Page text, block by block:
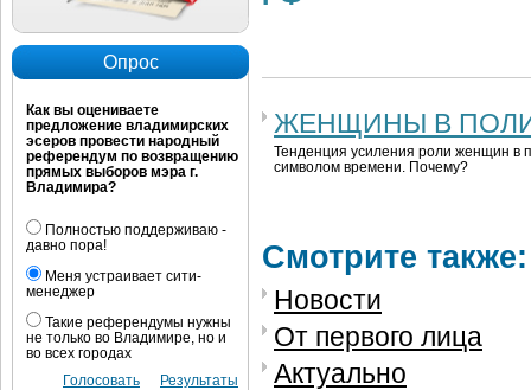
Опрос
Как вы оцениваете
предложение владимирских
эсеров провести народный
референдум по возвращению
прямых выборов мэра г.
Владимира?
Полностью поддерживаю -
давно пора!
Меня устраивает сити-
менеджер
Такие референдумы нужны
не только во Владимире, но и
во всех городах
Результаты
Голосовать
ЖЕНЩИНЫ В
Тенденция усиления роли женщин в
символом времени. Почему?
Смотрите также:
Новости
От первого лица
Актуально